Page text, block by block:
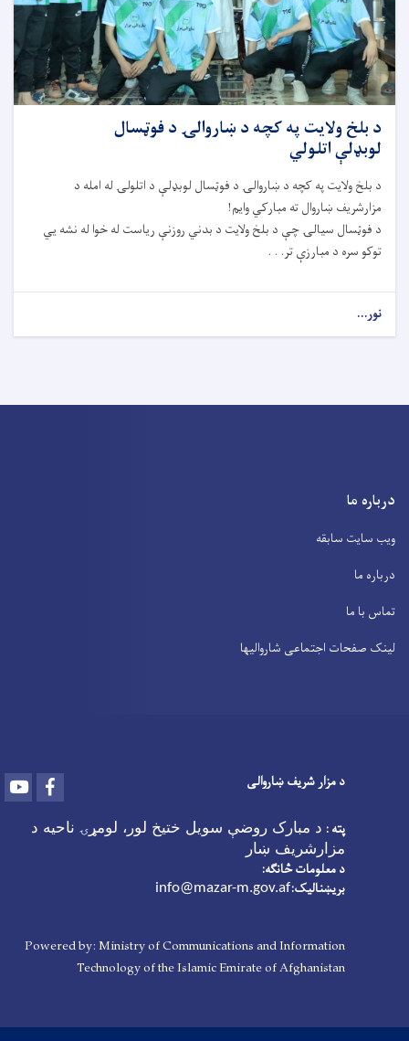
د بلخ ولایت په کچه د ښاروالۍ د فوټسال
لوبډلې اتلولي
د بلخ ولایت په کچه د ښاروالۍ د فوټسال لوبډلې د اتلولۍ له امله د
مزارشریف ښاروال ته مبارکي وایم!
د فوټسال سيالۍ چې د بلخ ولايت د بدني روزنې رياست له خوا له نشه يي
توکو سره د مبارزې تر. . .
نور...
درباره ما
ویب سایت سابقه
درباره ما
تماس با ما
لینک صفحات اجتماعی شاروالیها
د مزار شریف ښاروالی Youtube
پته : د مبارک روضې سویل ختیخ لور، لومړۍ ناحیه د
مزارشریف ښار
د معلومات څانګه:
بریښنالیک:info@mazar-m.gov.af
Powered by: Ministry of Communications and Information
Technology of the Islamic Emirate of Afghanistan